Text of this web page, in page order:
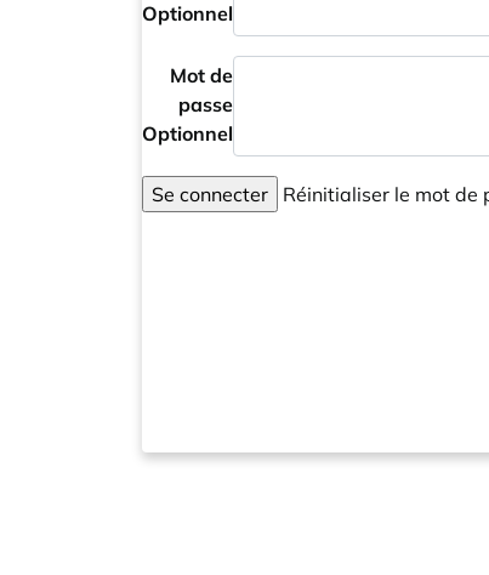
Optionnel
Mot de
passe
Optionnel
Se connecter Réinitialiser le mot de